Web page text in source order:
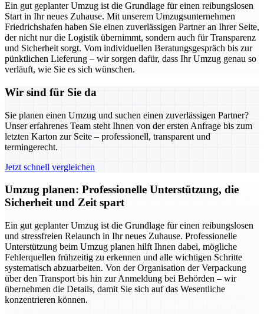
Ein gut geplanter Umzug ist die Grundlage für einen reibungslosen
Start in Ihr neues Zuhause. Mit unserem Umzugsunternehmen
Friedrichshafen haben Sie einen zuverlässigen Partner an Ihrer Seite,
der nicht nur die Logistik übernimmt, sondern auch für Transparenz
und Sicherheit sorgt. Vom individuellen Beratungsgespräch bis zur
pünktlichen Lieferung – wir sorgen dafür, dass Ihr Umzug genau so
verläuft, wie Sie es sich wünschen.
Wir sind für Sie da
Sie planen einen Umzug und suchen einen zuverlässigen Partner?
Unser erfahrenes Team steht Ihnen von der ersten Anfrage bis zum
letzten Karton zur Seite – professionell, transparent und
termingerecht.
Jetzt schnell vergleichen
Umzug planen: Professionelle Unterstützung, die
Sicherheit und Zeit spart
Ein gut geplanter Umzug ist die Grundlage für einen reibungslosen
und stressfreien Relaunch in Ihr neues Zuhause. Professionelle
Unterstützung beim Umzug planen hilft Ihnen dabei, mögliche
Fehlerquellen frühzeitig zu erkennen und alle wichtigen Schritte
systematisch abzuarbeiten. Von der Organisation der Verpackung
über den Transport bis hin zur Anmeldung bei Behörden – wir
übernehmen die Details, damit Sie sich auf das Wesentliche
konzentrieren können.